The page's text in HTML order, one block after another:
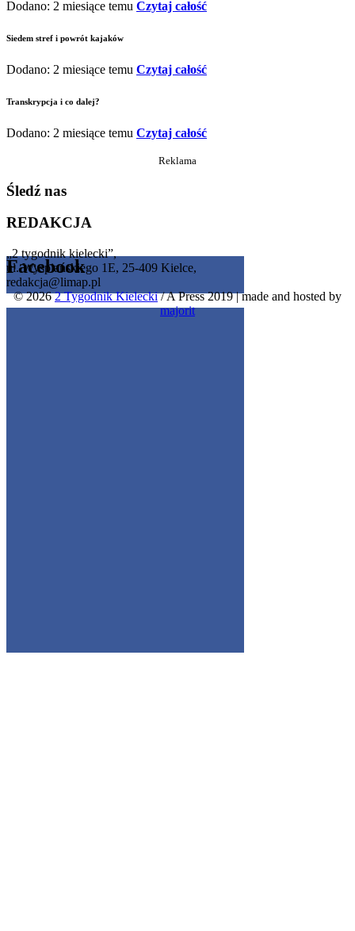
Dodano: 2 miesiące temu Czytaj całość
Siedem stref i powrót kajaków
Dodano: 2 miesiące temu Czytaj całość
Transkrypcja i co dalej?
Dodano: 2 miesiące temu Czytaj całość
Reklama
Śledź nas
REDAKCJA
„2 tygodnik kielecki”,
ul. Wyspiańskiego 1E, 25-409 Kielce,
redakcja@limap.pl
© 20262 Tygodnik Kielecki/ A Press 2019|made and hosted by
majorit
Facebook
Get the Facebook Likebox Slider Pro for WordPress